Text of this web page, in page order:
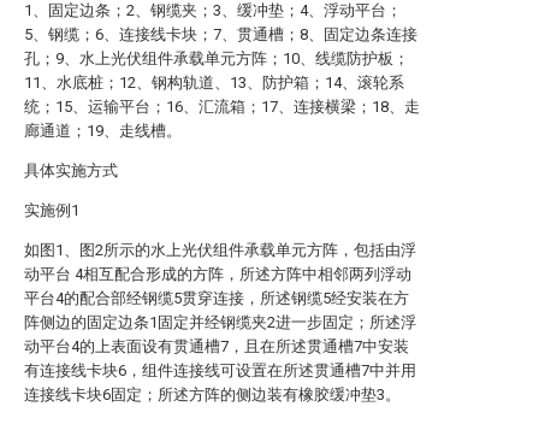
1、固定边条；2、钢缆夹；3、缓冲垫；4、浮动平台；
5、钢缆；6、连接线卡块；7、贯通槽；8、固定边条连接
孔；9、水上光伏组件承载单元方阵；10、线缆防护板；
11、水底桩；12、钢构轨道、13、防护箱；14、滚轮系
统；15、运输平台；16、汇流箱；17、连接横梁；18、走
廊通道；19、走线槽。
具体实施方式
实施例1
如图1、图2所示的水上光伏组件承载单元方阵，包括由浮
动平台 4相互配合形成的方阵，所述方阵中相邻两列浮动
平台4的配合部经钢缆5贯穿连接，所述钢缆5经安装在方
阵侧边的固定边条1固定并经钢缆夹2进一步固定；所述浮
动平台4的上表面设有贯通槽7，且在所述贯通槽7中安装
有连接线卡块6，组件连接线可设置在所述贯通槽7中并用
连接线卡块6固定；所述方阵的侧边装有橡胶缓冲垫3。